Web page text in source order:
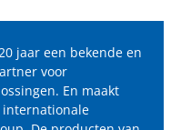
jaar een bekende en
voor
En maakt